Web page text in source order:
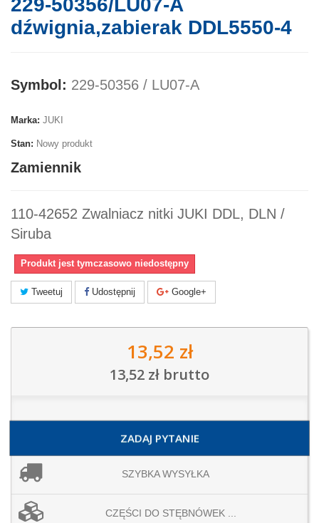
229-50356/LU07-A
dźwignia,zabierak DDL5550-4
Symbol: 229-50356 / LU07-A
Marka: JUKI
Stan: Nowy produkt
Zamiennik
110-42652 Zwalniacz nitki JUKI DDL, DLN /
Siruba
Produkt jest tymczasowo niedostępny
Tweetuj Udostępnij Google+
13,52 zł
13,52 zł brutto
ZADAJ PYTANIE
SZYBKA WYSYŁKA
CZĘŚCI DO STĘBNÓWEK ...